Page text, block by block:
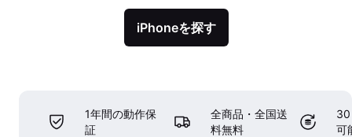
iPhoneを探す
1年間の動作保
証
全商品・全国送
料無料
30
可